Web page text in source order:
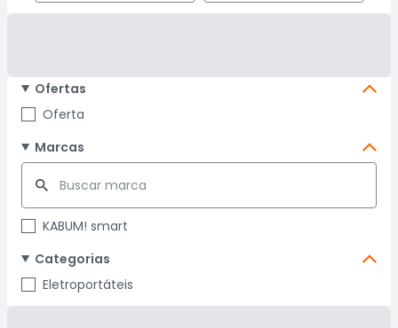
Ofertas
Oferta
Marcas
KABUM! smart
Categorias
Eletroportáteis